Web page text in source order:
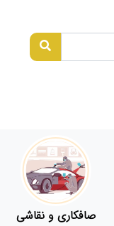
صافکاری و نقاشی